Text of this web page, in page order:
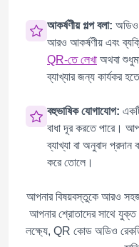
আকর্ষণীয় গল্প বলা: অডিও
আরও আকর্ষণীয় এবং
QR-তে লেখা অথবা
ব্যাখ্যার জন্য কার্যকর
বহুভাষিক যোগাযোগ:
বাধা দূর করতে পারে।
ব্যাখ্যা বা অনুবাদ
করে তোলে।
আপনার বিষয়বস্তুকে আরও
আপনার শ্রোতাদের সাথে যুক্ত
লক্ষ্যে, QR কোড অডিও